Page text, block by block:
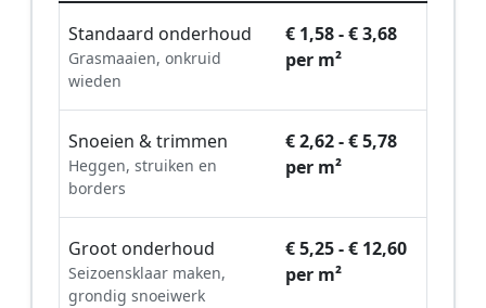
Standaard onderhoud
Grasmaaien, onkruid
wieden
€ 1,58 - € 3,68
per m²
Snoeien & trimmen
Heggen, struiken en
borders
€ 2,62 - € 5,78
per m²
Groot onderhoud
Seizoensklaar maken,
grondig snoeiwerk
€ 5,25 - € 12,60
per m²